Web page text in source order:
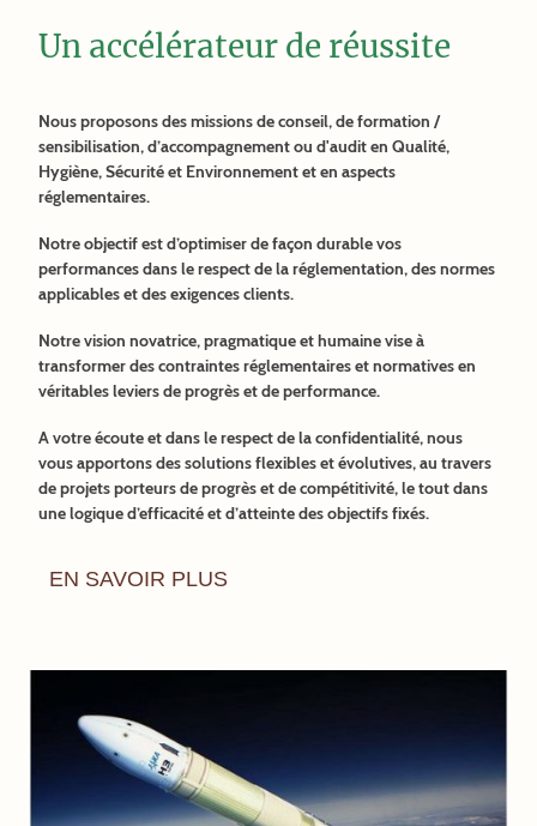
Un accélérateur de réussite
Nous proposons des missions de conseil, de formation /
sensibilisation, d’accompagnement ou d'audit en Qualité,
Hygiène, Sécurité et Environnement et en aspects
réglementaires.
Notre objectif est d’optimiser de façon durable vos
performances dans le respect de la réglementation, des normes
applicables et des exigences clients.
Notre vision novatrice, pragmatique et humaine vise à
transformer des contraintes réglementaires et normatives en
véritables leviers de progrès et de performance.
A votre écoute et dans le respect de la confidentialité, nous
vous apportons des solutions flexibles et évolutives, au travers
de projets porteurs de progrès et de compétitivité, le tout dans
une logique d’efficacité et d’atteinte des objectifs fixés.
EN SAVOIR PLUS